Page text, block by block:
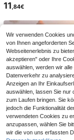
11,84€
22,49€
Wir verwenden Cookies
von Ihnen angeforderten
Webseitenerlebnis zu
akzeptieren" oder Ihre
auswählen, werden wir
Datenverkehr zu
Anzeigen an Ihr
auswählen, lassen Sie nur
zum Laufen bringen. Sie
jedoch die Funktionalität
verwendeten Cookies zu
anzupassen, wählen Sie
wir die von uns erfassten